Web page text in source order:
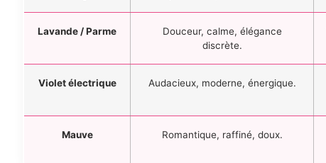
Lavande / Parme
Douceur, calme, élégance
discrète.
Violet électrique Audacieux, moderne, énergique.
Mauve Romantique, raffiné, doux.